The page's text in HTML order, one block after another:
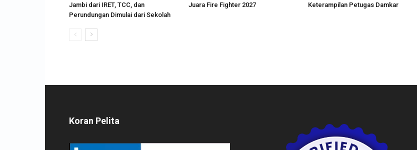
Jambi dari IRET, TCC, dan
Perundungan Dimulai dari Sekolah
Juara Fire Fighter 2027
Keterampilan Petugas Damkar
Koran Pelita
Pemutar